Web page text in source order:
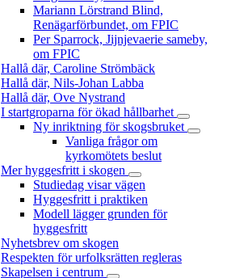
Mariann Lörstrand Blind,
Renägarförbundet, om FPIC
Per Sparrock, Jijnjevaerie sameby,
om FPIC
Hallå där, Caroline Strömbäck
Hallå där, Nils-Johan Labba
Hallå där, Ove Nystrand
I startgroparna för ökad hållbarhet
Ny inriktning för skogsbruket
Vanliga frågor om
kyrkomötets beslut
Mer hyggesfritt i skogen
Studiedag visar vägen
Hyggesfritt i praktiken
Modell lägger grunden för
hyggesfritt
Nyhetsbrev om skogen
Respekten för urfolksrätten regleras
Skapelsen i centrum